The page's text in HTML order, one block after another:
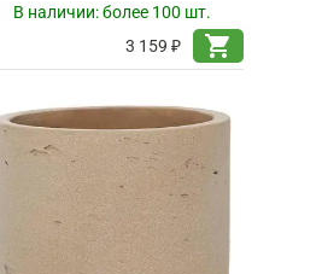
В наличии:более 100 шт.
3 159 ₽
shopping_cart